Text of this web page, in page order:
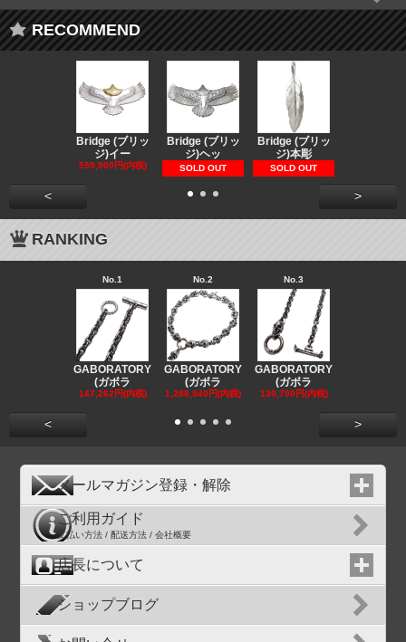
RECOMMEND
Bridge (ブリッ
ジ)イー
559,900円(内税)
Bridge (ブリッ
ジ)ヘッ
SOLD OUT
Bridge (ブリッ
ジ)本彫
SOLD OUT
< >
RANKING
No.1
GABORATORY
(ガボラ
147,262円(内税)
No.2
GABORATORY
(ガボラ
1,288,940円(内税)
No.3
GABORATORY
(ガボラ
130,790円(内税)
< >
メールマガジン登録・解除
ご利用ガイド
支払い方法 / 配送方法 / 会社概要
店長について
ショップブログ